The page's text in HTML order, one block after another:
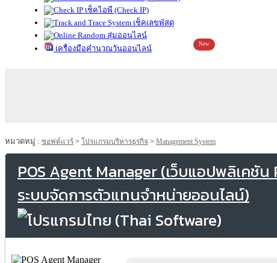
เช็คไอพี (Check IP)
เช็คเลขพัสดุ
สุ่มออนไลน์
เครื่องมือคำนวณวันออนไลน์
New
หมวดหมู่ : ซอฟต์แวร์ > โปรแกรมบริหารธุรกิจ > Management System
POS Agent Manager (เว็บแอปพลิเคชัน
ระบบจัดการตัวแทนจำหน่ายออนไลน์)